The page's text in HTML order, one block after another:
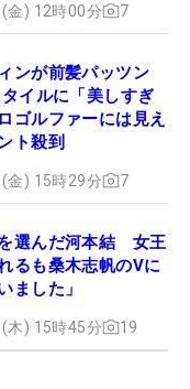
金) 12時00分 7
ンが前髪パッツン
イルに「美しすぎ
ゴルファーには見え
ト殺到
金) 15時29分 7
選んだ河本結 女王
るも桑木志帆のVに
ました」
木) 15時45分 19